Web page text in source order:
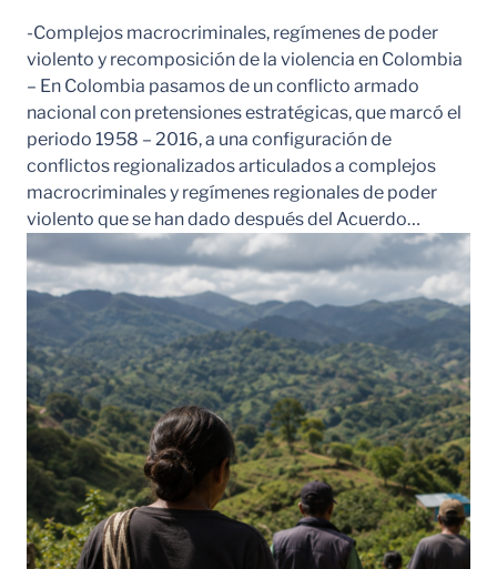
-Complejos macrocriminales, regímenes de poder
violento y recomposición de la violencia en Colombia
– En Colombia pasamos de un conflicto armado
nacional con pretensiones estratégicas, que marcó el
periodo 1958 – 2016, a una configuración de
conflictos regionalizados articulados a complejos
macrocriminales y regímenes regionales de poder
violento que se han dado después del Acuerdo…